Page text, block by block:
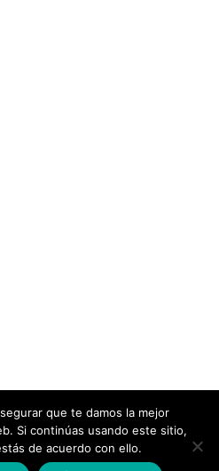
que te damos la mejor
Si continúas usando este sitio,
de acuerdo con ello.